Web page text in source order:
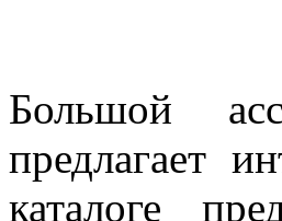
Большой
предлагает
каталоге